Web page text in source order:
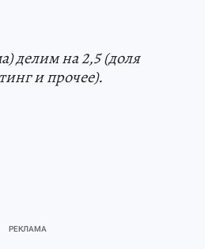
делим на 2,5 (доля
и прочее).